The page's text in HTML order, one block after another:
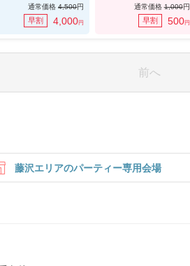
通常価格4,500円
早割 4,000円
通常価格1,000円
早割 500円
前へ
藤沢エリアのパーティー専用会場